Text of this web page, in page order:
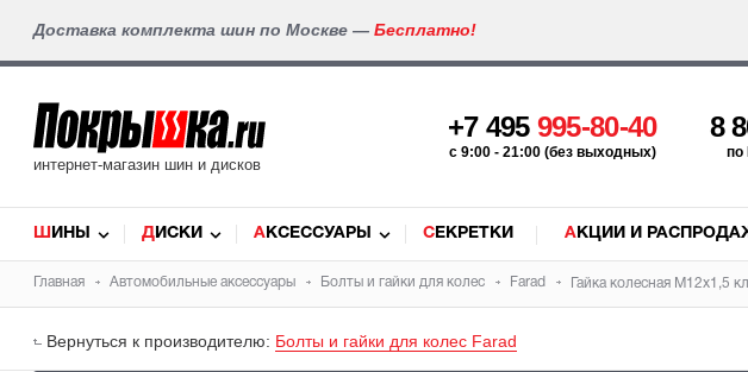
Доставка комплекта шин по Москве — Бесплатно!
интернет-магазин шин и дисков
+7 495 995-80-40
c 9:00 - 21:00 (без выходных)
8
по
ШИНЫ ДИСКИ АКСЕССУАРЫ СЕКРЕТКИ АКЦИИ И
Главная Автомобильные аксессуары Болты и гайки для колес Farad Гайка колесная М12х1,5
Вернуться к производителю: Болты и гайки для колес Farad